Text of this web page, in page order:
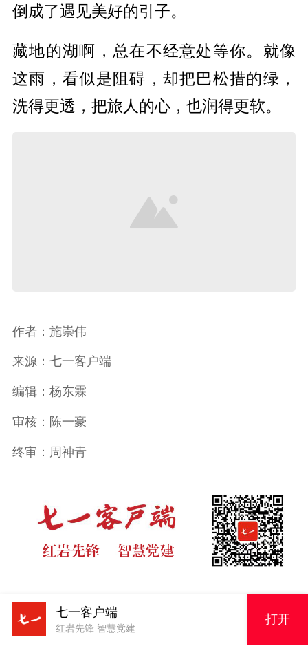
倒成了遇见美好的引子。
藏地的湖啊，总在不经意处等你。就像
这雨，看似是阻碍，却把巴松措的绿，
洗得更透，把旅人的心，也润得更软。
作者：施崇伟
来源：七一客户端
编辑：杨东霖
审核：陈一豪
终审：周神青
版权申明
七一客户端
红岩先锋 智慧党建
打开